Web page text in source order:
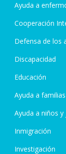
Ayuda a
Cooperación
Defensa de los
Discapacidad
Educación
Ayuda a familias
Ayuda a niños y
Inmigración
Investigación